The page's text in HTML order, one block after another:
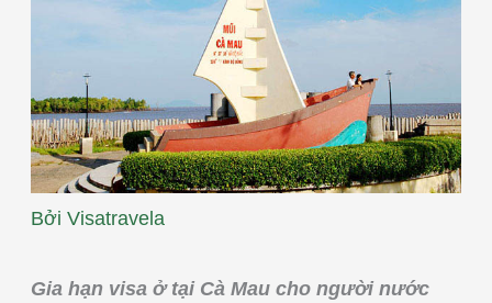
Bởi Visatravela
Gia hạn visa ở tại Cà Mau cho người nước